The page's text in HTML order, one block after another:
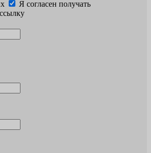
Я согласен получать